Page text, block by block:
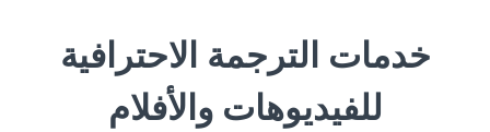
خدمات الترجمة الاحترافية
للفيديوهات والأفلام